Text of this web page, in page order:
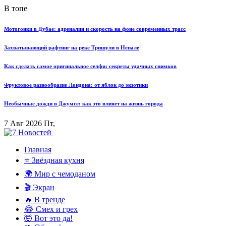
В топе
Мотогонки в Дубае: адреналин и скорость на фоне современных трасс
Захватывающий рафтинг на реке Тришули в Непале
Как сделать самое оригинальное селфи: секреты удачных снимков
Фруктовое разнообразие Лондона: от яблок до экзотики
Необычные дожди в Джумсе: как это влияет на жизнь города
7 Авг 2026 Пт,
Главная
⭐ Звёздная кухня
🌍 Мир с чемоданом
🎬 Экран
🔥 В тренде
😂 Смех и грех
🤯 Вот это да!